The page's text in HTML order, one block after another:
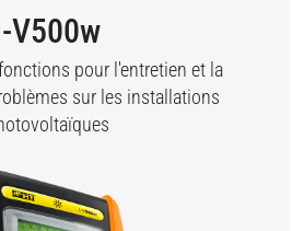
V500w
pour l'entretien et la
sur les installations